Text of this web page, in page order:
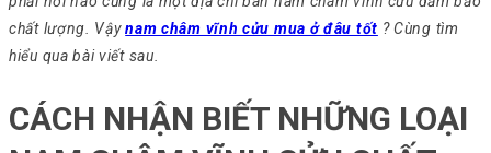
chất lượng. Vậynam châm vĩnh cửu mua ở đâu tốt ? Cùng tìm
hiểu qua bài viết sau.
CÁCH NHẬN BIẾT NHỮNG LOẠI